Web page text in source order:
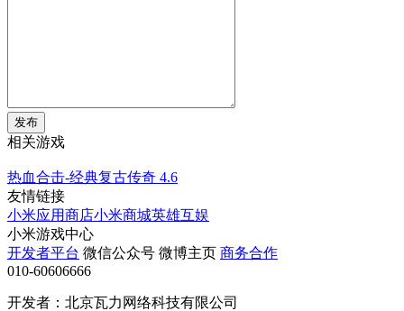
发布
相关游戏
热血合击-经典复古传奇 4.6
友情链接
小米应用商店小米商城英雄互娱
小米游戏中心
开发者平台 微信公众号 微博主页 商务合作
010-60606666
开发者：北京瓦力网络科技有限公司